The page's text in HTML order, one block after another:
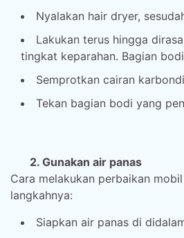
Nyalakan hair dryer,
Lakukan terus hingga
tingkat keparahan. Bagian
Semprotkan cairan
Tekan bagian bodi yang
2. Gunakan air panas
Cara melakukan perbaikan
langkahnya:
Siapkan air panas di